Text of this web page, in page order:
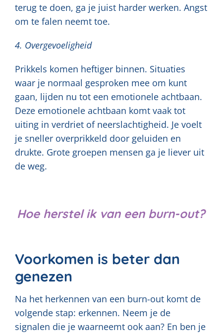
terug te doen, ga je juist harder werken. Angst
om te falen neemt toe.
4. Overgevoeligheid
Prikkels komen heftiger binnen. Situaties
waar je normaal gesproken mee om kunt
gaan, lijden nu tot een emotionele achtbaan.
Deze emotionele achtbaan komt vaak tot
uiting in verdriet of neerslachtigheid. Je voelt
je sneller overprikkeld door geluiden en
drukte. Grote groepen mensen ga je liever uit
de weg.
Hoe herstel ik van een burn-out?
Voorkomen is beter dan
genezen
Na het herkennen van een burn-out komt de
volgende stap: erkennen. Neem je de
signalen die je waarneemt ook aan? En ben je